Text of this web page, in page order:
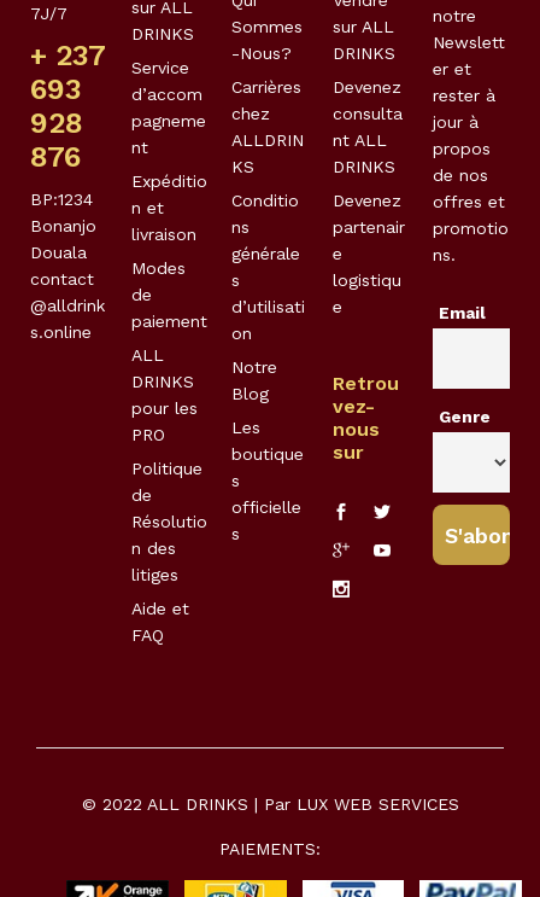
7J/7
+ 237
693
928
876
BP:1234
Bonanjo
Douala
contact
@alldrink
s.online
sur ALL
DRINKS
Service
d’accom
pagneme
nt
Expéditio
n et
livraison
Modes
de
paiement
ALL
DRINKS
pour les
PRO
Politique
de
Résolutio
n des
litiges
Aide et
FAQ
Sommes
-Nous?
Carrières
chez
ALLDRIN
KS
Conditio
ns
générale
s
d’utilisati
on
Notre
Blog
Les
boutique
s
officielle
s
sur ALL
DRINKS
Devenez
consulta
nt ALL
DRINKS
Devenez
partenair
e
logistiqu
e
Retrou
vez-
nous
sur
notre
Newslett
er et
rester à
jour à
propos
de nos
offres et
promotio
ns.
Email
Genre
© 2022 ALL DRINKS | Par LUX WEB SERVICES
PAIEMENTS: